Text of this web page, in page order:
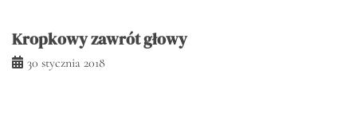
Kropkowy zawrót głowy
30 stycznia 2018